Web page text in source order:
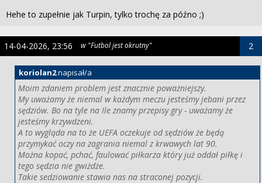
Hehe to zupełnie jak Turpin, tylko trochę za późno ;)
koriolan2napisał/a
Moim zdaniem problem jest znacznie poważniejszy.
My uważamy że niemal w każdym meczu jesteśmy jebani przez
sędziów. Bo na tyle na Ile znamy przepisy gry - uważamy że
jesteśmy krzywdzeni.
A to wygląda na to że UEFA oczekuje od sędziów że będą
przymykać oczy na zagrania niemal z krwawych lat 90.
Można kopać, pchać, faulować piłkarza który już oddał piłkę i
tego sędzia nie gwiżdże.
Takie sedziowanie stawia nas na straconej pozycji.
14-04-2026, 23:56 w "Futbol jest okrutny" 2